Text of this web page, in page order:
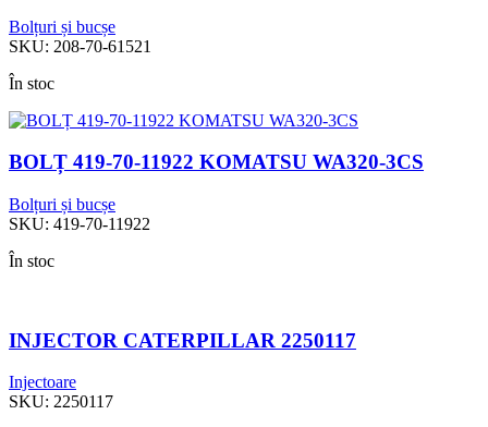
Bolțuri și bucșe
SKU: 208-70-61521
În stoc
BOLȚ 419-70-11922 KOMATSU WA320-3CS
Bolțuri și bucșe
SKU: 419-70-11922
În stoc
INJECTOR CATERPILLAR 2250117
Injectoare
SKU: 2250117